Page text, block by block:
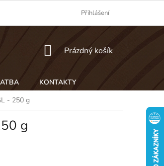
Přihlášení
NÁKUPNÍ
Prázdný košík
KONTAKTY
- 250 g
g